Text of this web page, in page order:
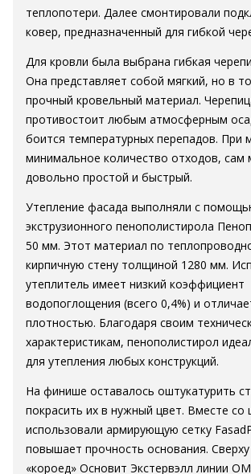
теплопотери. Далее смонтировали
ковер, предназначенный для гибкой
Для кровли была выбрана гибкая
Она представляет собой мягкий, но в
прочный кровельный материал.
противостоит любым атмосферным
боится температурных перепадов. При
минимальное количество отходов, сам
довольно простой и быстрый.
Утепление фасада выполняли с
экструзионного пенополистирола
50 мм. Этот материал по
кирпичную стену толщиной 1280 мм.
утеплитель имеет низкий коэффициент
водопоглощения (всего 0,4%) и
плотностью. Благодаря своим
характеристикам, пенополистирол
для утепления любых конструкций.
На финише оставалось оштукатурить
покрасить их в нужный цвет. Вместе со
использовали армирующую сетку
повышает прочность основания. Сверху
«короед» Основит Экстервэлл линии